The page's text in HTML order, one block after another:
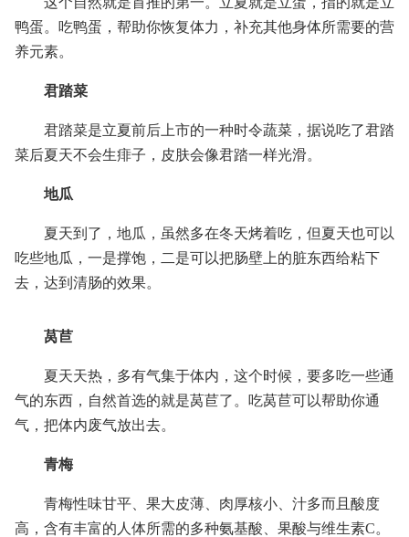
鸭蛋。吃鸭蛋，帮助你恢复体力，补充其他身体所需要的营
养元素。
君踏菜
君踏菜是立夏前后上市的一种时令蔬菜，据说吃了君踏
菜后夏天不会生痱子，皮肤会像君踏一样光滑。
地瓜
夏天到了，地瓜，虽然多在冬天烤着吃，但夏天也可以
吃些地瓜，一是撑饱，二是可以把肠壁上的脏东西给粘下
去，达到清肠的效果。
莴苣
夏天天热，多有气集于体内，这个时候，要多吃一些通
气的东西，自然首选的就是莴苣了。吃莴苣可以帮助你通
气，把体内废气放出去。
青梅
青梅性味甘平、果大皮薄、肉厚核小、汁多而且酸度
高，含有丰富的人体所需的多种氨基酸、果酸与维生素C。